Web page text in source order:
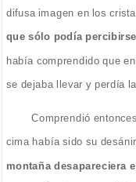
difusa imagen en los
que sólo podía
había comprendido que
se dejaba llevar y perdía
Comprendió
cima había sido su
montaña desapareciera